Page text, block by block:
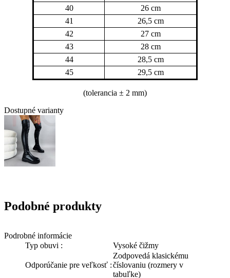
40
26 cm
41
26,5 cm
42
27 cm
43
28 cm
44
28,5 cm
45
29,5 cm
(tolerancia ± 2 mm)
Dostupné varianty
Podrobné informácie
Typ obuvi :
Vysoké čižmy
Odporúčanie pre veľkosť :
Zodpovedá klasickému
číslovaniu (rozmery v
tabuľke)
Podobné produkty